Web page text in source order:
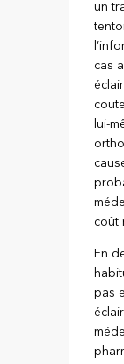
un
cas
lui-
coût
En
pas